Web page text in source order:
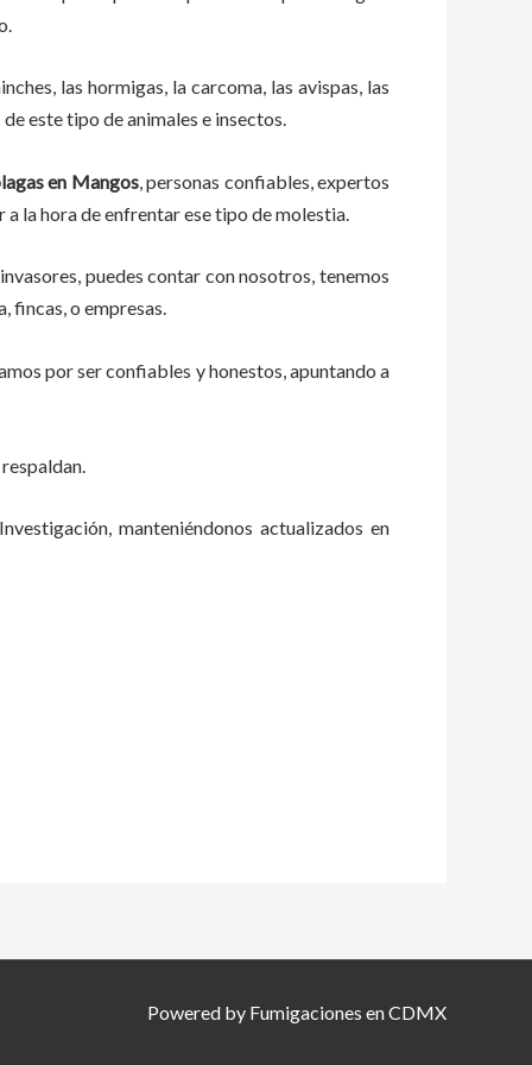
las hormigas, la carcoma, las avispas, las
este tipo de animales e insectos.
en Mangos, personas confiables, expertos
la hora de enfrentar ese tipo de molestia.
puedes contar con nosotros, tenemos
fincas, o empresas.
por ser confiables y honestos, apuntando a
manteniéndonos actualizados en
Powered by Fumigaciones en CDMX